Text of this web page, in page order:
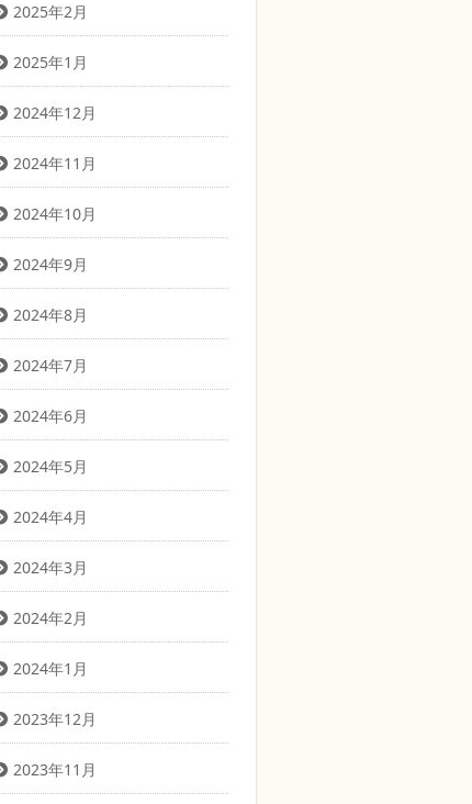
2025年2月
2025年1月
2024年12月
2024年11月
2024年10月
2024年9月
2024年8月
2024年7月
2024年6月
2024年5月
2024年4月
2024年3月
2024年2月
2024年1月
2023年12月
2023年11月